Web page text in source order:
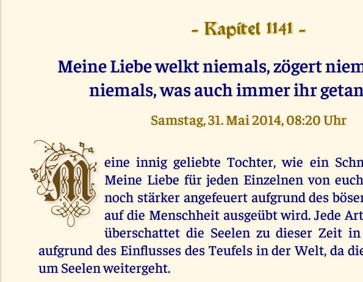
- Kapitel 1141 -
Meine Liebe welkt niemals, zögert
niemals, was auch immer ihr
Samstag, 31. Mai 2014, 08:20 Uhr
M eine innig geliebte Tochter, wie ein
Meine Liebe für jeden Einzelnen von
noch stärker angefeuert aufgrund des
auf die Menschheit ausgeübt wird. Jede
überschattet die Seelen zu dieser Zeit
aufgrund des Einflusses des Teufels in der Welt, da
um Seelen weitergeht.